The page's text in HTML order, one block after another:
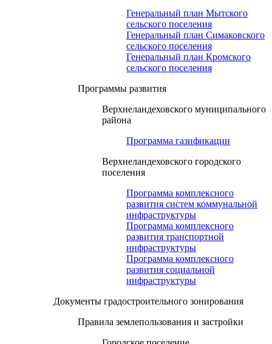
Генеральный план Мытского
сельского поселения
Генеральный план Симаковского
сельского поселения
Генеральный план Кромского
сельского поселения
Программы развития
Верхнеландеховского муниципального
района
Программа газификации
Верхнеландеховского городского
поселения
Программа комплексного
развития систем коммунальной
инфраструктуры
Программа комплексного
развития транспортной
инфраструктуры
Программа комплексного
развития социальной
инфраструктуры
Документы градостроительного зонирования
Правила землепользования и застройки